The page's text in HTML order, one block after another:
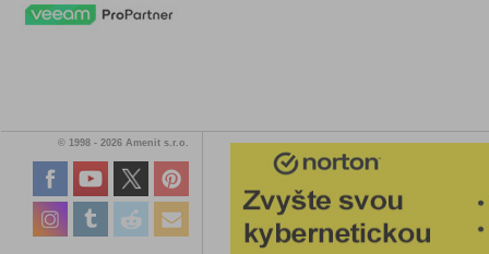
© 1998 - 2026 Amenit s.r.o.